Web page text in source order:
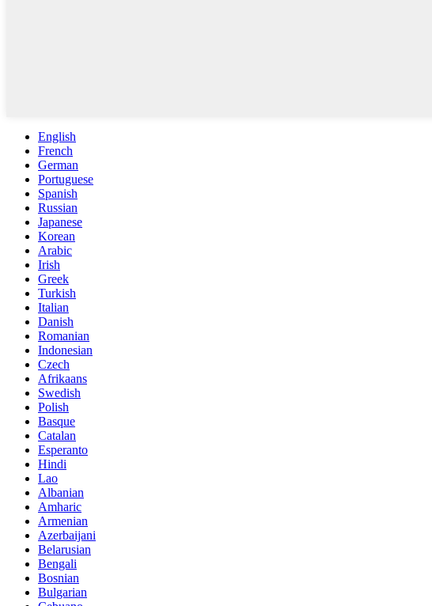
English
French
German
Portuguese
Spanish
Russian
Japanese
Korean
Arabic
Irish
Greek
Turkish
Italian
Danish
Romanian
Indonesian
Czech
Afrikaans
Swedish
Polish
Basque
Catalan
Esperanto
Hindi
Lao
Albanian
Amharic
Armenian
Azerbaijani
Belarusian
Bengali
Bosnian
Bulgarian